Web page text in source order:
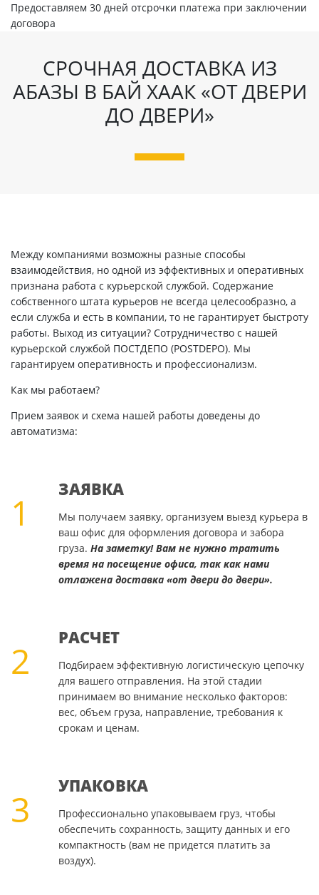
Предоставляем 30 дней отсрочки платежа при заключении
договора
СРОЧНАЯ ДОСТАВКА ИЗ
АБАЗЫ В БАЙ ХААК «ОТ ДВЕРИ
ДО ДВЕРИ»
Между компаниями возможны разные способы
взаимодействия, но одной из эффективных и оперативных
признана работа с курьерской службой. Содержание
собственного штата курьеров не всегда целесообразно, а
если служба и есть в компании, то не гарантирует быстроту
работы. Выход из ситуации? Сотрудничество с нашей
курьерской службой ПОСТДЕПО (POSTDEPO). Мы
гарантируем оперативность и профессионализм.
Как мы работаем?
Прием заявок и схема нашей работы доведены до
автоматизма:
1
ЗАЯВКА
Мы получаем заявку, организуем выезд курьера в
ваш офис для оформления договора и забора
груза. На заметку! Вам не нужно тратить
время на посещение офиса, так как нами
отлажена доставка «от двери до двери».
2
РАСЧЕТ
Подбираем эффективную логистическую цепочку
для вашего отправления. На этой стадии
принимаем во внимание несколько факторов:
вес, объем груза, направление, требования к
срокам и ценам.
3
УПАКОВКА
Профессионально упаковываем груз, чтобы
обеспечить сохранность, защиту данных и его
компактность (вам не придется платить за
воздух).